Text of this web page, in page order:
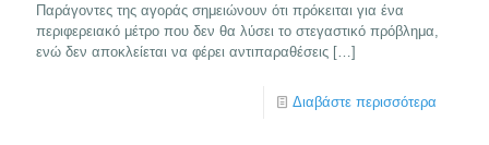
Παράγοντες της αγοράς σημειώνουν ότι πρόκειται για ένα
περιφερειακό μέτρο που δεν θα λύσει το στεγαστικό πρόβλημα,
ενώ δεν αποκλείεται να φέρει αντιπαραθέσεις […]
Διαβάστε περισσότερα